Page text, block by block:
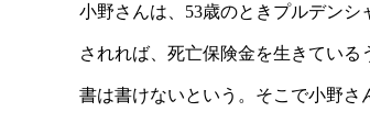
小野さんは、53歳のときプルデン
されれば、死亡保険金を生きてい
書は書けないという。そこで小野さ